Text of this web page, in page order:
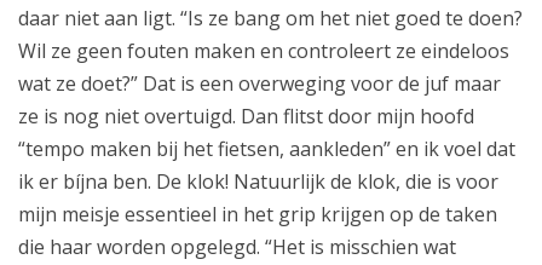
daar niet aan ligt. “Is ze bang om het niet goed te doen?
Wil ze geen fouten maken en controleert ze eindeloos
wat ze doet?” Dat is een overweging voor de juf maar
ze is nog niet overtuigd. Dan flitst door mijn hoofd
“tempo maken bij het fietsen, aankleden” en ik voel dat
ik er bíjna ben. De klok! Natuurlijk de klok, die is voor
mijn meisje essentieel in het grip krijgen op de taken
die haar worden opgelegd. “Het is misschien wat